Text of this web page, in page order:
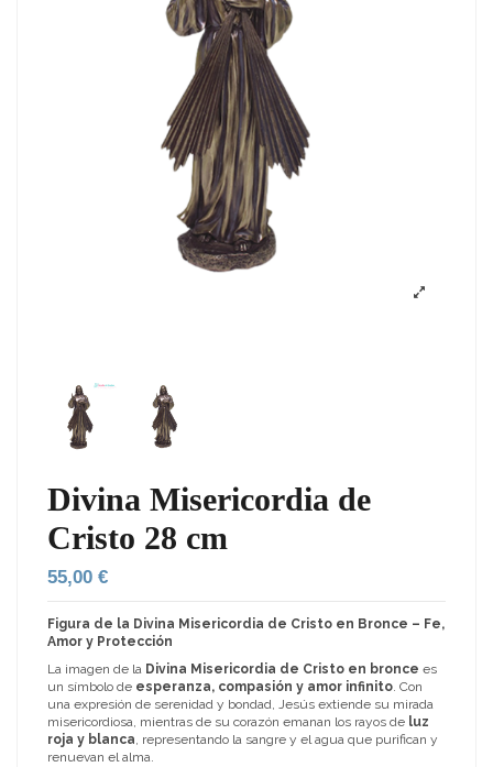
Divina Misericordia de
Cristo 28 cm
55,00 €
Figura de la Divina Misericordia de Cristo en Bronce – Fe,
Amor y Protección
La imagen de la Divina Misericordia de Cristo en bronce es
un símbolo de esperanza, compasión y amor infinito. Con
una expresión de serenidad y bondad, Jesús extiende su mirada
misericordiosa, mientras de su corazón emanan los rayos de luz
roja y blanca, representando la sangre y el agua que purifican y
renuevan el alma.